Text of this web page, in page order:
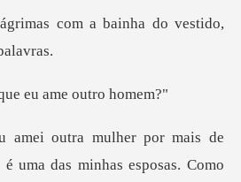
com a bainha do vestido,
eu am
uma das minhas esposas. Como